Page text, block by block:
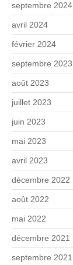
septembre 2024
avril 2024
février 2024
septembre 2023
août 2023
juillet 2023
juin 2023
mai 2023
avril 2023
décembre 2022
août 2022
mai 2022
décembre 2021
septembre 2021